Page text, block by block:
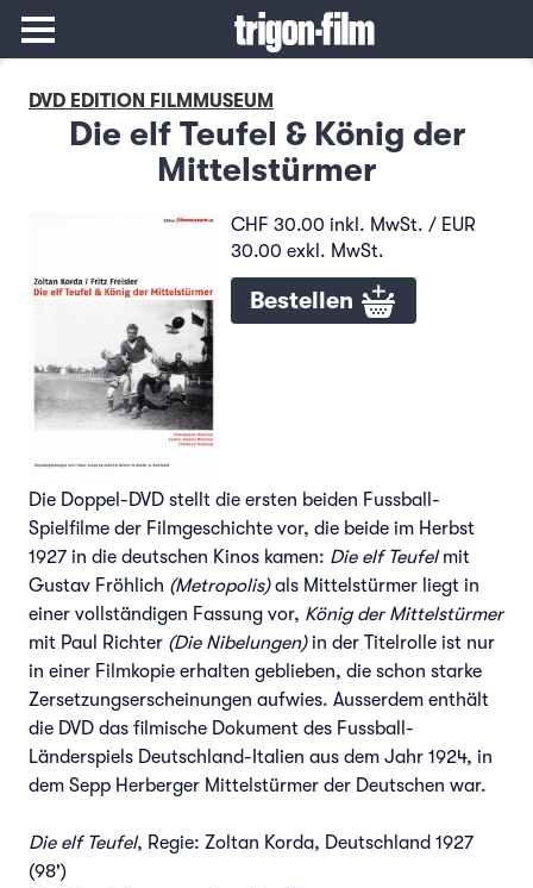
DVD EDITION FILMMUSEUM
Die elf Teufel & König der
Mittelstürmer
CHF 30.00 inkl. MwSt. / EUR
30.00 exkl. MwSt.
Bestellen
Die Doppel-DVD stellt die ersten beiden Fussball-
Spielfilme der Filmgeschichte vor, die beide im Herbst
1927 in die deutschen Kinos kamen: Die elf Teufelmit
Gustav Fröhlich (Metropolis)als Mittelstürmer liegt in
einer vollständigen Fassung vor, König der Mittelstürmer
mit Paul Richter (Die Nibelungen)in der Titelrolle ist nur
in einer Filmkopie erhalten geblieben, die schon starke
Zersetzungserscheinungen aufwies. Ausserdem enthält
die DVD das filmische Dokument des Fussball-
Länderspiels Deutschland-Italien aus dem Jahr 1924, in
dem Sepp Herberger Mittelstürmer der Deutschen war.
Die elf Teufel, Regie: Zoltan Korda, Deutschland 1927
(98')